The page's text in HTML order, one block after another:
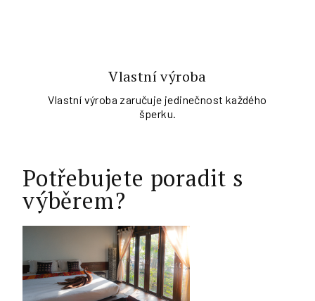
Vlastní výroba
Vlastní výroba zaručuje jedinečnost každého
šperku.
Potřebujete poradit s
výběrem?